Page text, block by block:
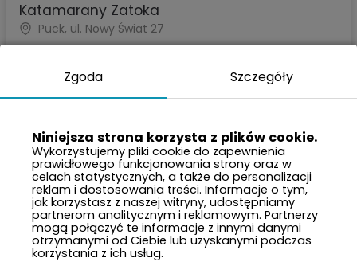
Katamarany Zatoka
Puck, ul. Nowy Świat 27
teren ogrodzony
Zgoda Szczegóły
Niniejsza strona korzysta z plików cookie.
Wykorzystujemy pliki cookie do zapewnienia
prawidłowego funkcjonowania strony oraz w
celach statystycznych, a także do personalizacji
reklam i dostosowania treści. Informacje o tym,
jak korzystasz z naszej witryny, udostępniamy
partnerom analitycznym i reklamowym. Partnerzy
mogą połączyć te informacje z innymi danymi
otrzymanymi od Ciebie lub uzyskanymi podczas
korzystania z ich usług.